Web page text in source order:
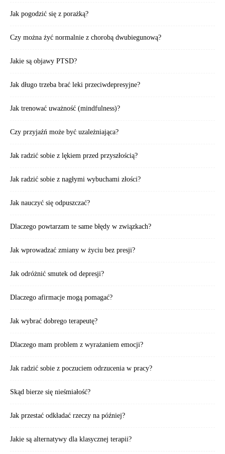
Jak pogodzić się z porażką?
Czy można żyć normalnie z chorobą dwubiegunową?
Jakie są objawy PTSD?
Jak długo trzeba brać leki przeciwdepresyjne?
Jak trenować uważność (mindfulness)?
Czy przyjaźń może być uzależniająca?
Jak radzić sobie z lękiem przed przyszłością?
Jak radzić sobie z nagłymi wybuchami złości?
Jak nauczyć się odpuszczać?
Dlaczego powtarzam te same błędy w związkach?
Jak wprowadzać zmiany w życiu bez presji?
Jak odróżnić smutek od depresji?
Dlaczego afirmacje mogą pomagać?
Jak wybrać dobrego terapeutę?
Dlaczego mam problem z wyrażaniem emocji?
Jak radzić sobie z poczuciem odrzucenia w pracy?
Skąd bierze się nieśmiałość?
Jak przestać odkładać rzeczy na później?
Jakie są alternatywy dla klasycznej terapii?